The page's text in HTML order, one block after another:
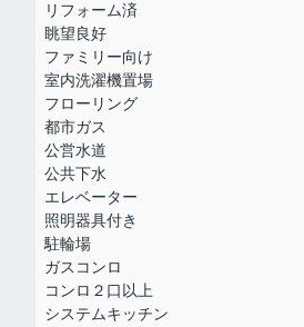
リフォーム済
眺望良好
ファミリー向け
室内洗濯機置場
フローリング
都市ガス
公営水道
公共下水
エレベーター
照明器具付き
駐輪場
ガスコンロ
コンロ２口以上
システムキッチン